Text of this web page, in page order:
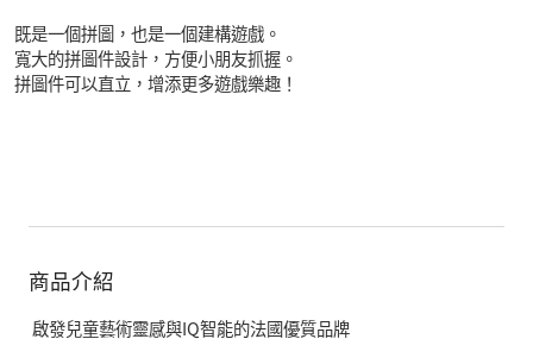
既是一個拼圖，也是一個建構遊戲。
寬大的拼圖件設計，方便小朋友抓握。
拼圖件可以直立，增添更多遊戲樂趣！
商品介紹
啟發兒童藝術靈感與IQ智能的法國優質品牌